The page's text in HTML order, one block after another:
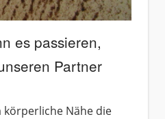
es passieren,
Partner
Nähe die